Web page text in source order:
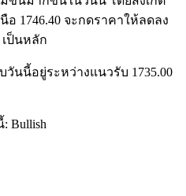
1746.40 จะกดราคาให้ลดลง
เป็นหลัก
นนี้อยู่ระหว่างแนวรับ 1735.00
Bullish